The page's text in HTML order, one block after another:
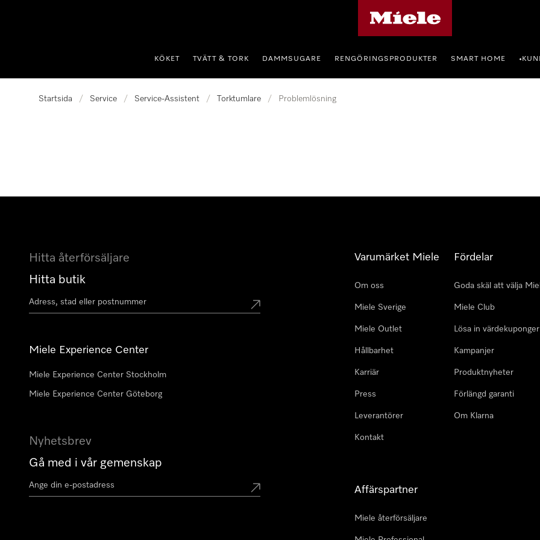
KÖKET TVÄTT & TORK DAMMSUGARE RENGÖRINGSPRODUKTER SMART HOME •
Startsida / Service / Service-Assistent / Torktumlare / Problemlösning
Hitta återförsäljare
Hitta butik
Miele Experience Center
Miele Experience Center Stockholm
Miele Experience Center Göteborg
Nyhetsbrev
Gå med i vår gemenskap
Varumärket Miele
Om oss
Miele Sverige
Miele Outlet
Hållbarhet
Karriär
Press
Leverantörer
Kontakt
Fördelar
Goda skäl att välja
Miele Club
Lösa in värdekuponger
Kampanjer
Produktnyheter
Förlängd garanti
Om Klarna
Affärspartner
Miele återförsäljare